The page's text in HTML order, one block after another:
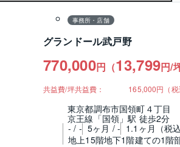
事務所・店舗
グランドール武戸野
770,000円（13,799円/
共益費/坪共益費： 165,000円（税
東京都調布市国領町４丁目
京王線「国領」駅 徒歩2分
- / - 5ヶ月 / - 1.1ヶ月（税込
地上15階地下1階建ての1階